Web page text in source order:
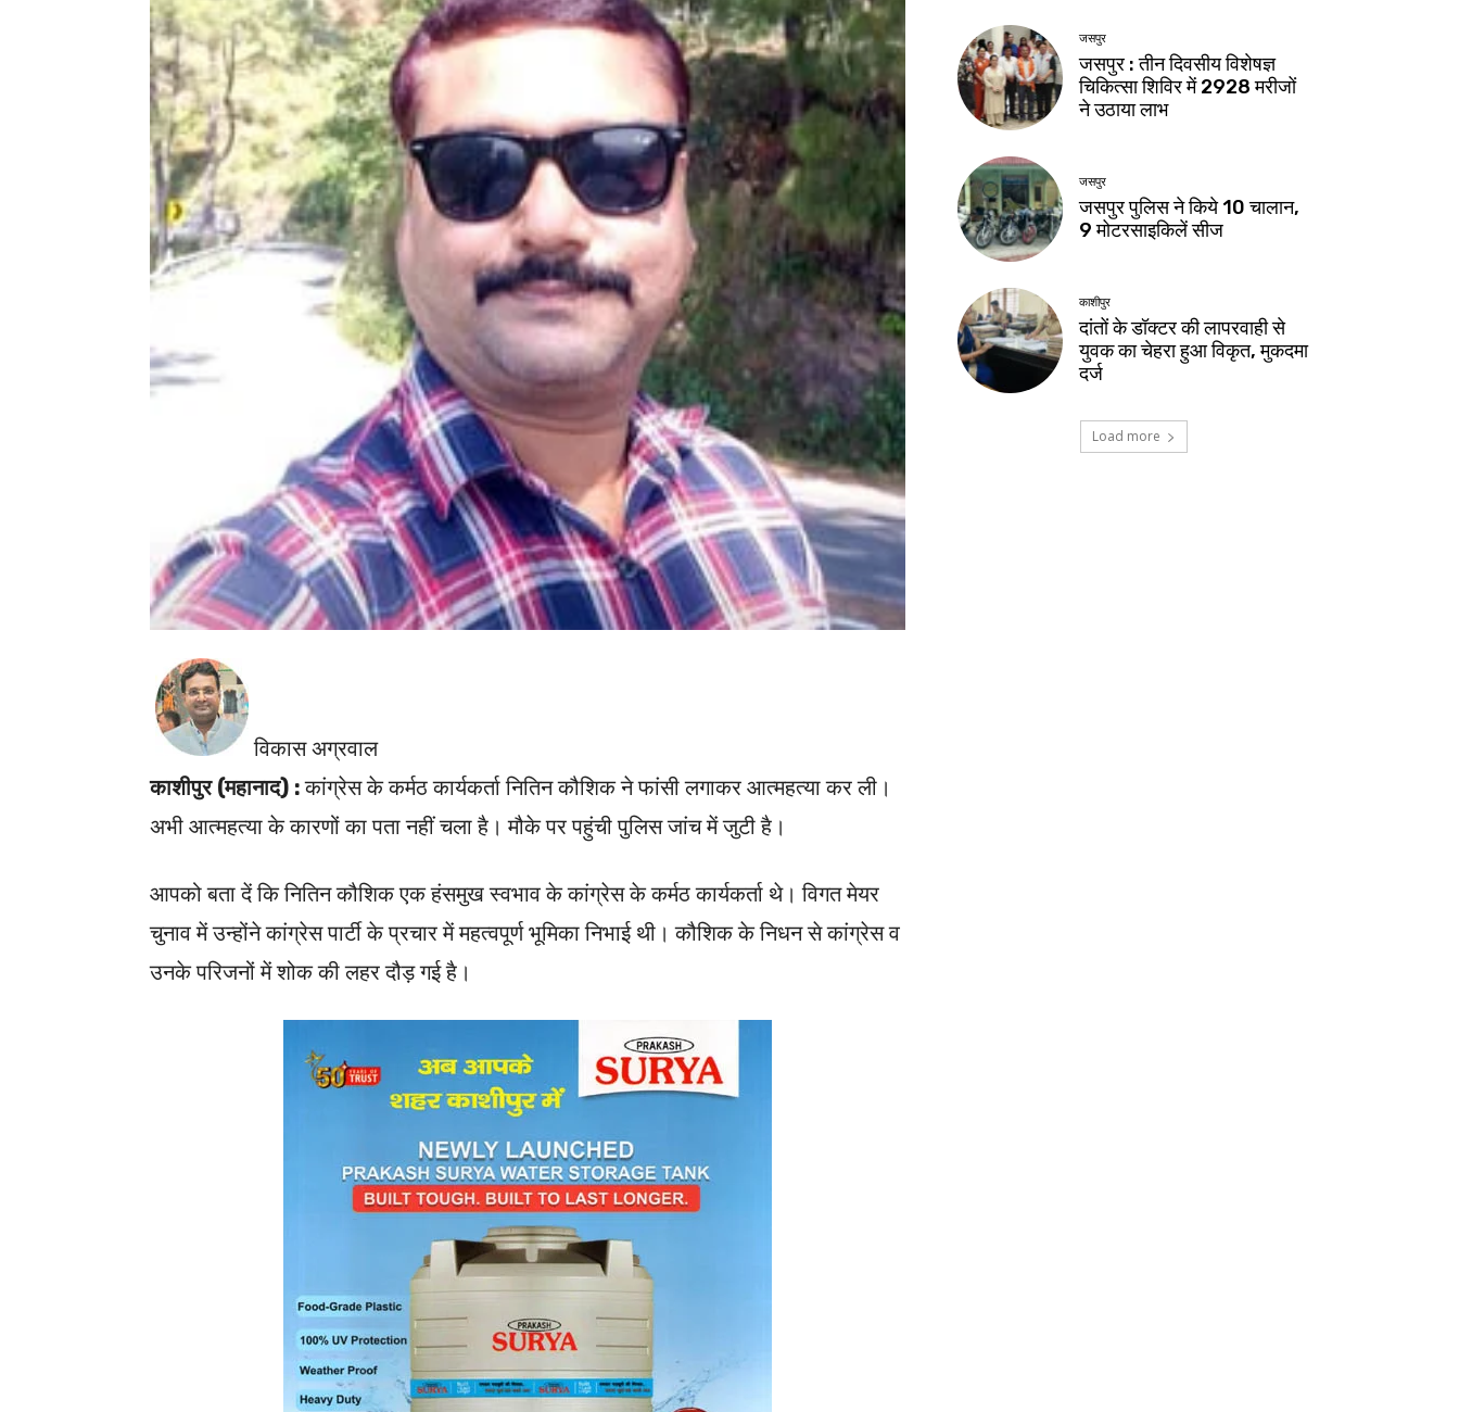
विकास अग्रवाल
काशीपुर (महानाद) :कांग्रेस के कर्मठ कार्यकर्ता नितिन कौशिक ने फांसी लगाकर आत्महत्या कर ली।
अभी आत्महत्या के कारणों का पता नहीं चला है। मौके पर पहुंची पुलिस जांच में जुटी है।
आपको बता दें कि नितिन कौशिक एक हंसमुख स्वभाव के कांग्रेस के कर्मठ कार्यकर्ता थे। विगत मेयर
चुनाव में उन्होंने कांग्रेस पार्टी के प्रचार में महत्वपूर्ण भूमिका निभाई थी। कौशिक के निधन से कांग्रेस व
उनके परिजनों में शोक की लहर दौड़ गई है।
जसपुर
जसपुर : तीन दिवसीय विशेषज्ञ
चिकित्सा शिविर में 2928 मरीजों
ने उठाया लाभ
जसपुर
जसपुर पुलिस ने किये 10 चालान,
9 मोटरसाइकिलें सीज
काशीपुर
दांतों के डॉक्टर की लापरवाही से
युवक का चेहरा हुआ विकृत, मुकदमा
दर्ज
Load more